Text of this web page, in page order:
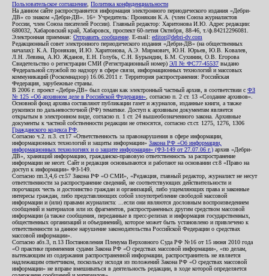
Пользовательское соглашение Политика конфиденциальности
На данном сайте распространяется информация электронного периодического издания «Дебри-
ДВ» со знаком «Дебри-ДВ». 16+ Учредитель: Пронякин К.А. (член Союза журналистов
России, член Союза писателей России). Главный редактор: Харитонова И.Ю. Адрес редакции:
680032, Хабаровский край, Хабаровск, проспект 60-летия Октября, 88-46, т./ф.84212296081.
Электронная приемная: Отправить сообщение . E-mail: editor@debri-dv.com
Редакционный совет электронного периодического издания «Дебри-ДВ» (на общественных
началах): К.А. Пронякин, И.Ю. Харитонова, А.Э. Мирмович, Ю.Н. Юрьев, Ю.В. Ковалев,
Л.Н. Левина, А.Ю. Жданов, Е.Н. Голубь, С.Н. Бурындин, Б.М. Сухинин, О.В. Егорова
Свидетельство о регистрации СМИ (Регистрационный номер) ЭЛ № ФС77-45537 выдано
Федеральной службой по надзору в сфере связи, информационных технологий и массовых
коммуникаций (Роскомнадзор) 16.06.2011 г. Территория распространения: Российская
Федерация, зарубежные страны.
В 2006 г. проект «Дебри-ДВ» был создан как электронный частный архив, в соответствии с ФЗ
№ 125 «Об архивном деле в Российской Федерации» , согласно п. 2 ст. 13 «Создание архивов».
Основной фонд архива составляют публикации газет и журналов, изданные книги, а также
рукописи по дальневосточной (РФ) тематике. Доступ к архивным документам является
открытым в электронном виде, согласно п. 1 ст. 24 вышеобозначенного закона. Архивные
документы к частной собственности редакции не относятся, согласно ст.ст. 1275, 1276, 1306
Гражданского кодекса РФ
Согласно ч.2. п.3. ст.17 «Ответственность за правонарушения в сфере информации,
информационных технологий и защиты информации» Закона РФ «Об информации,
информационных технологиях и о защите информации» (ФЗ-149 от 27.07.06 г.) архив «Дебри-
ДВ», хранящий информацию, гражданско-правовую ответственность за распространение
информации не несет. Сайт и редакция основываются и работают на основании ст.8 «Право на
доступ к информации» ФЗ-149.
Согласно пп.3,4,6 ст.57 Закона РФ «О СМИ», «Редакция, главный редактор, журналист не несут
ответственности за распространение сведений, не соответствующих действительности и
порочащих честь и достоинство граждан и организаций, либо ущемляющих права и законные
интересы граждан, либо представляющих собой злоупотребление свободой массовой
информации и (или) правами журналиста: ...если они являются дословным воспроизведением
сообщений и материалов или их фрагментов, распространенных другим средством массовой
информации (а также сообщения, переданные в пресс-релизах и информация государственных,
общественных организаций и объединений), которое может быть установлено и привлечено к
ответственности за данное нарушение законодательства Российской Федерации о средствах
массовой информации».
Согласно абз.3, п.13 Постановления Пленума Верховного Суда РФ №16 от 15 июня 2010 года
«О практике применения судами Закона РФ «О средствах массовой информации», «по делам,
вытекающим из содержания распространенной информации, распространитель не является
надлежащим ответчиком, поскольку исходя из положений Закона РФ «О средствах массовой
информации» не вправе вмешиваться в деятельность редакции, в ходе которой определяется